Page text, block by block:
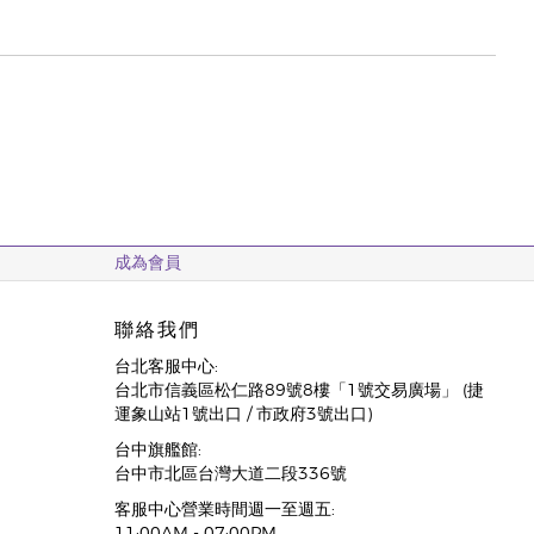
成為會員
聯絡我們
台北客服中心:
台北市信義區松仁路89號8樓「1號交易廣場」 (捷
運象山站1號出口 / 市政府3號出口)
台中旗艦館:
台中市北區台灣大道二段336號
客服中心營業時間週一至週五: